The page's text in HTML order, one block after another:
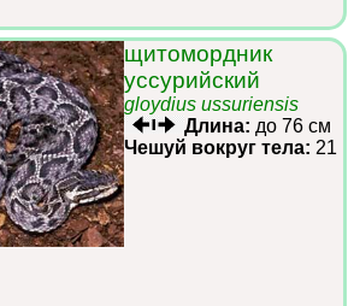
щитомордник
уссурийский
gloydius ussuriensis
Длина: до 76 см
Чешуй вокруг тела: 21